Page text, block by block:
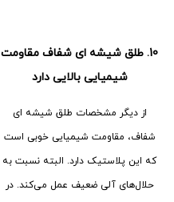
10. طلق شیشه ای شفاف مقاومت
شیمیایی بالایی دارد
از دیگر مشخصات طلق شیشه ای
شفاف، مقاومت شیمیایی خوبی است
که این پلاستیک دارد. البته نسبت به
حلال‌های آلی ضعیف عمل می‌کند. در